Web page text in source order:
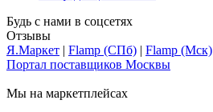
Будь с нами в соцсетях
Отзывы
Я.Маркет | Flamp (СПб) | Flamp (Мск)
Портал поставщиков Москвы
Мы на маркетплейсах